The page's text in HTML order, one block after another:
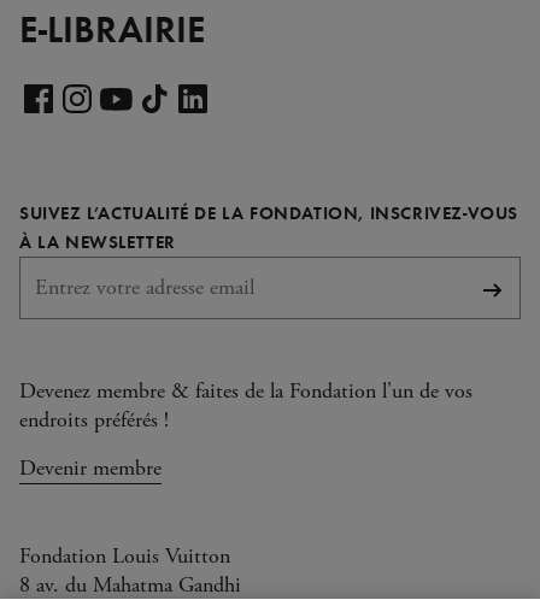
E-LIBRAIRIE
FacebookInstagram
YouTube
TikTok
SUIVEZ L’ACTUALITÉ DE LA FONDATION, INSCRIVEZ-VOUS
À LA NEWSLETTER
Devenez membre & faites de la Fondation l'un de vos
endroits préférés !
Devenir membre
Fondation Louis Vuitton
8 av. du Mahatma Gandhi